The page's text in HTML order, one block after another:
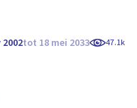
tot 18 mei 2033 47.1k